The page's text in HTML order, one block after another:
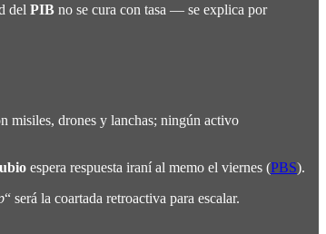
del PIB no se cura con tasa — se explica por
misiles, drones y lanchas; ningún activo
espera respuesta iraní al memo el viernes (PBS).
“ será la coartada retroactiva para escalar.